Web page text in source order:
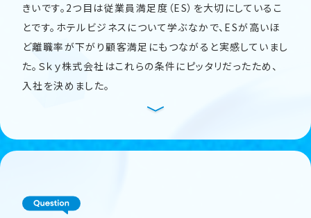
きいです。2つ目は従業員満足度（ES）を大切にしているこ
とです。ホテルビジネスについて学ぶなかで、ESが高いほ
ど離職率が下がり顧客満足にもつながると実感していまし
た。Ｓｋｙ株式会社はこれらの条件にピッタリだったため、
入社を決めました。